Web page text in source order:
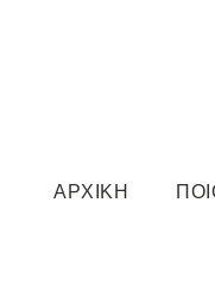
ΑΡΧΙΚΗ